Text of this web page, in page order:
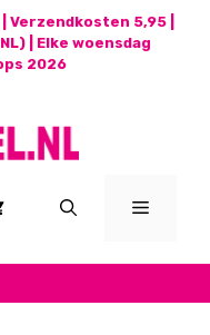
Verzendkosten 5,95 |
| Elke woensdag
2026
Menu